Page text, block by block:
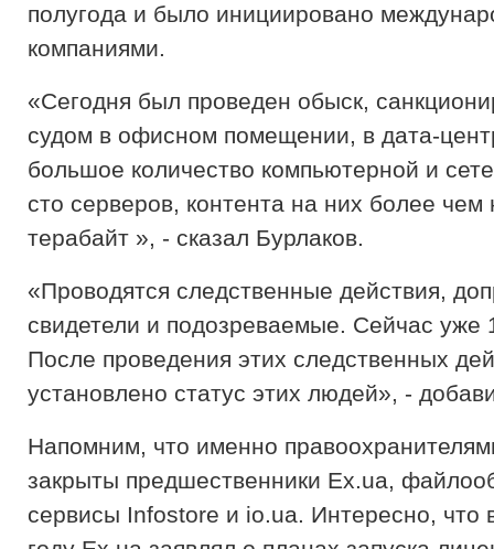
полугода и было инициировано
компаниями.
«Сегодня был проведен обыск,
судом в офисном помещении, в дата-
большое количество компьютерной и
сто серверов, контента на них более чем
терабайт », - сказал Бурлаков.
«Проводятся следственные действия,
свидетели и подозреваемые. Сейчас уже
После проведения этих следственных
установлено статус этих людей», -
Напомним, что именно
закрыты предшественники Ex.ua,
сервисы Infostore и io.ua. Интересно, что